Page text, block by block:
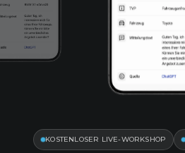
KOSTENLOSER LIVE-WORKSHOP